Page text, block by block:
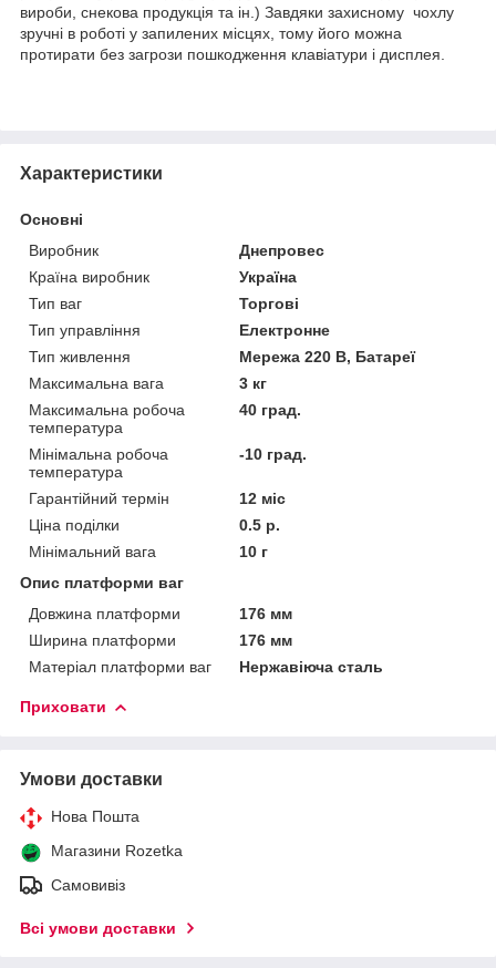
вироби, снекова продукція та ін.) Завдяки захисному чохлу
зручні в роботі у запилених місцях, тому його можна
протирати без загрози пошкодження клавіатури і дисплея.
Характеристики
Основні
Виробник
Днепровес
Країна виробник
Україна
Тип ваг
Торгові
Тип управління
Електронне
Тип живлення
Мережа 220 В, Батареї
Максимальна вага
3 кг
Максимальна робоча
температура
40 град.
Мінімальна робоча
температура
-10 град.
Гарантійний термін
12 міс
Ціна поділки
0.5 р.
Мінімальний вага
10 г
Опис платформи ваг
Довжина платформи
176 мм
Ширина платформи
176 мм
Матеріал платформи ваг
Нержавіюча сталь
Приховати
Умови доставки
Нова Пошта
Магазини Rozetka
Самовивіз
Всі умови доставки